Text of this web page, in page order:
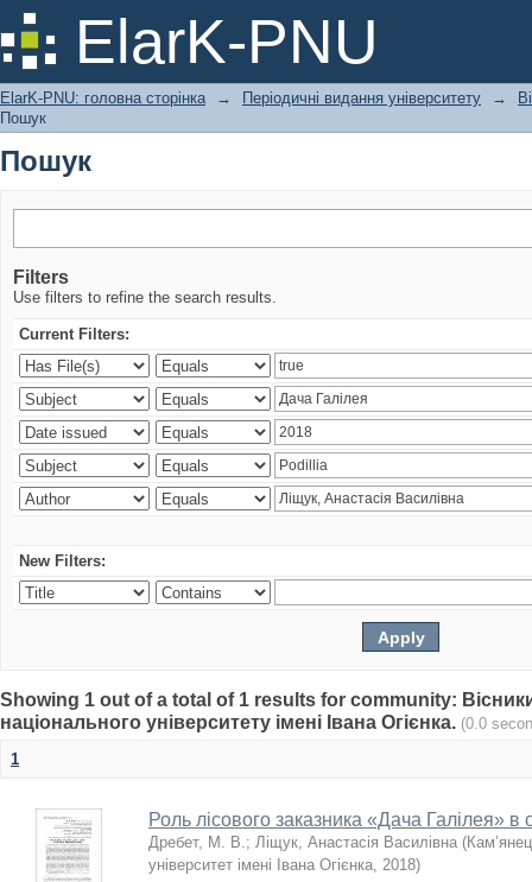
ElarK-PNU
Пошук
ElarK-PNU: головна сторінка → Періодичні видання університету →
Пошук
Пошук
Filters
Use filters to refine the search results.
Current Filters:
New Filters:
Showing 1 out of a total of 1 results for community:
національного університету імені Івана Огієнка. (0.0
1
Роль лісового заказника «Дача Галілея» в
Дребет, М. В.; Ліщук, Анастасія Василівна (
університет імені Івана Огієнка, 2018)